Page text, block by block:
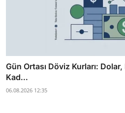
Gün Ortası Döviz Kurları:
Kad...
06.08.2026 12:35